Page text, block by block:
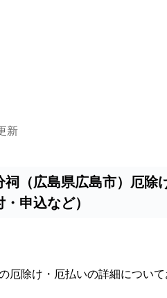
新
祠（広島県広島市）厄除
申込など）
厄除け・厄払いの詳細について